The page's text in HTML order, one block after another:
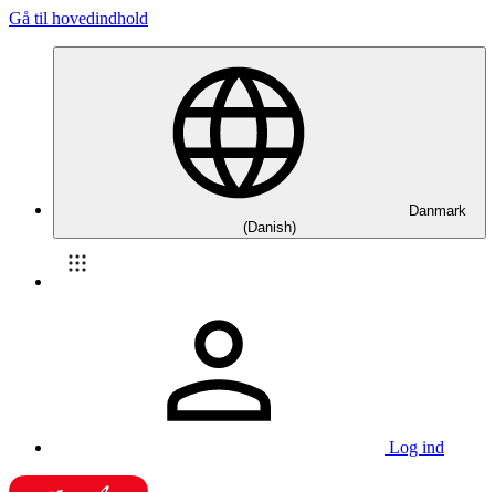
Gå til hovedindhold
Danmark
(Danish)
Log ind